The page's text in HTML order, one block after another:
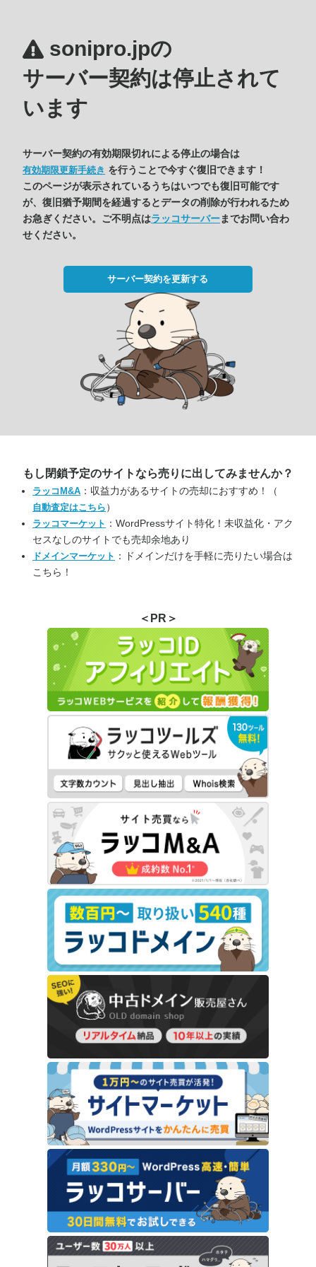
sonipro.jpの
サーバー契約は停止されて
います
サーバー契約の有効期限切れによる停止の場合は
有効期限更新手続き を行うことで今すぐ復旧できます！
このページが表示されているうちはいつでも復旧可能です
が、復旧猶予期間を経過するとデータの削除が行われるため
お急ぎください。ご不明点はラッコサーバーまでお問い合わ
せください。
サーバー契約を更新する
もし閉鎖予定のサイトなら売りに出してみませんか？
ラッコM&A ：収益力があるサイトの売却におすすめ！（
自動査定はこちら ）
ラッコマーケット ：WordPressサイト特化！未収益化・アク
セスなしのサイトでも売却余地あり
ドメインマーケット ：ドメインだけを手軽に売りたい場合は
こちら！
＜PR＞